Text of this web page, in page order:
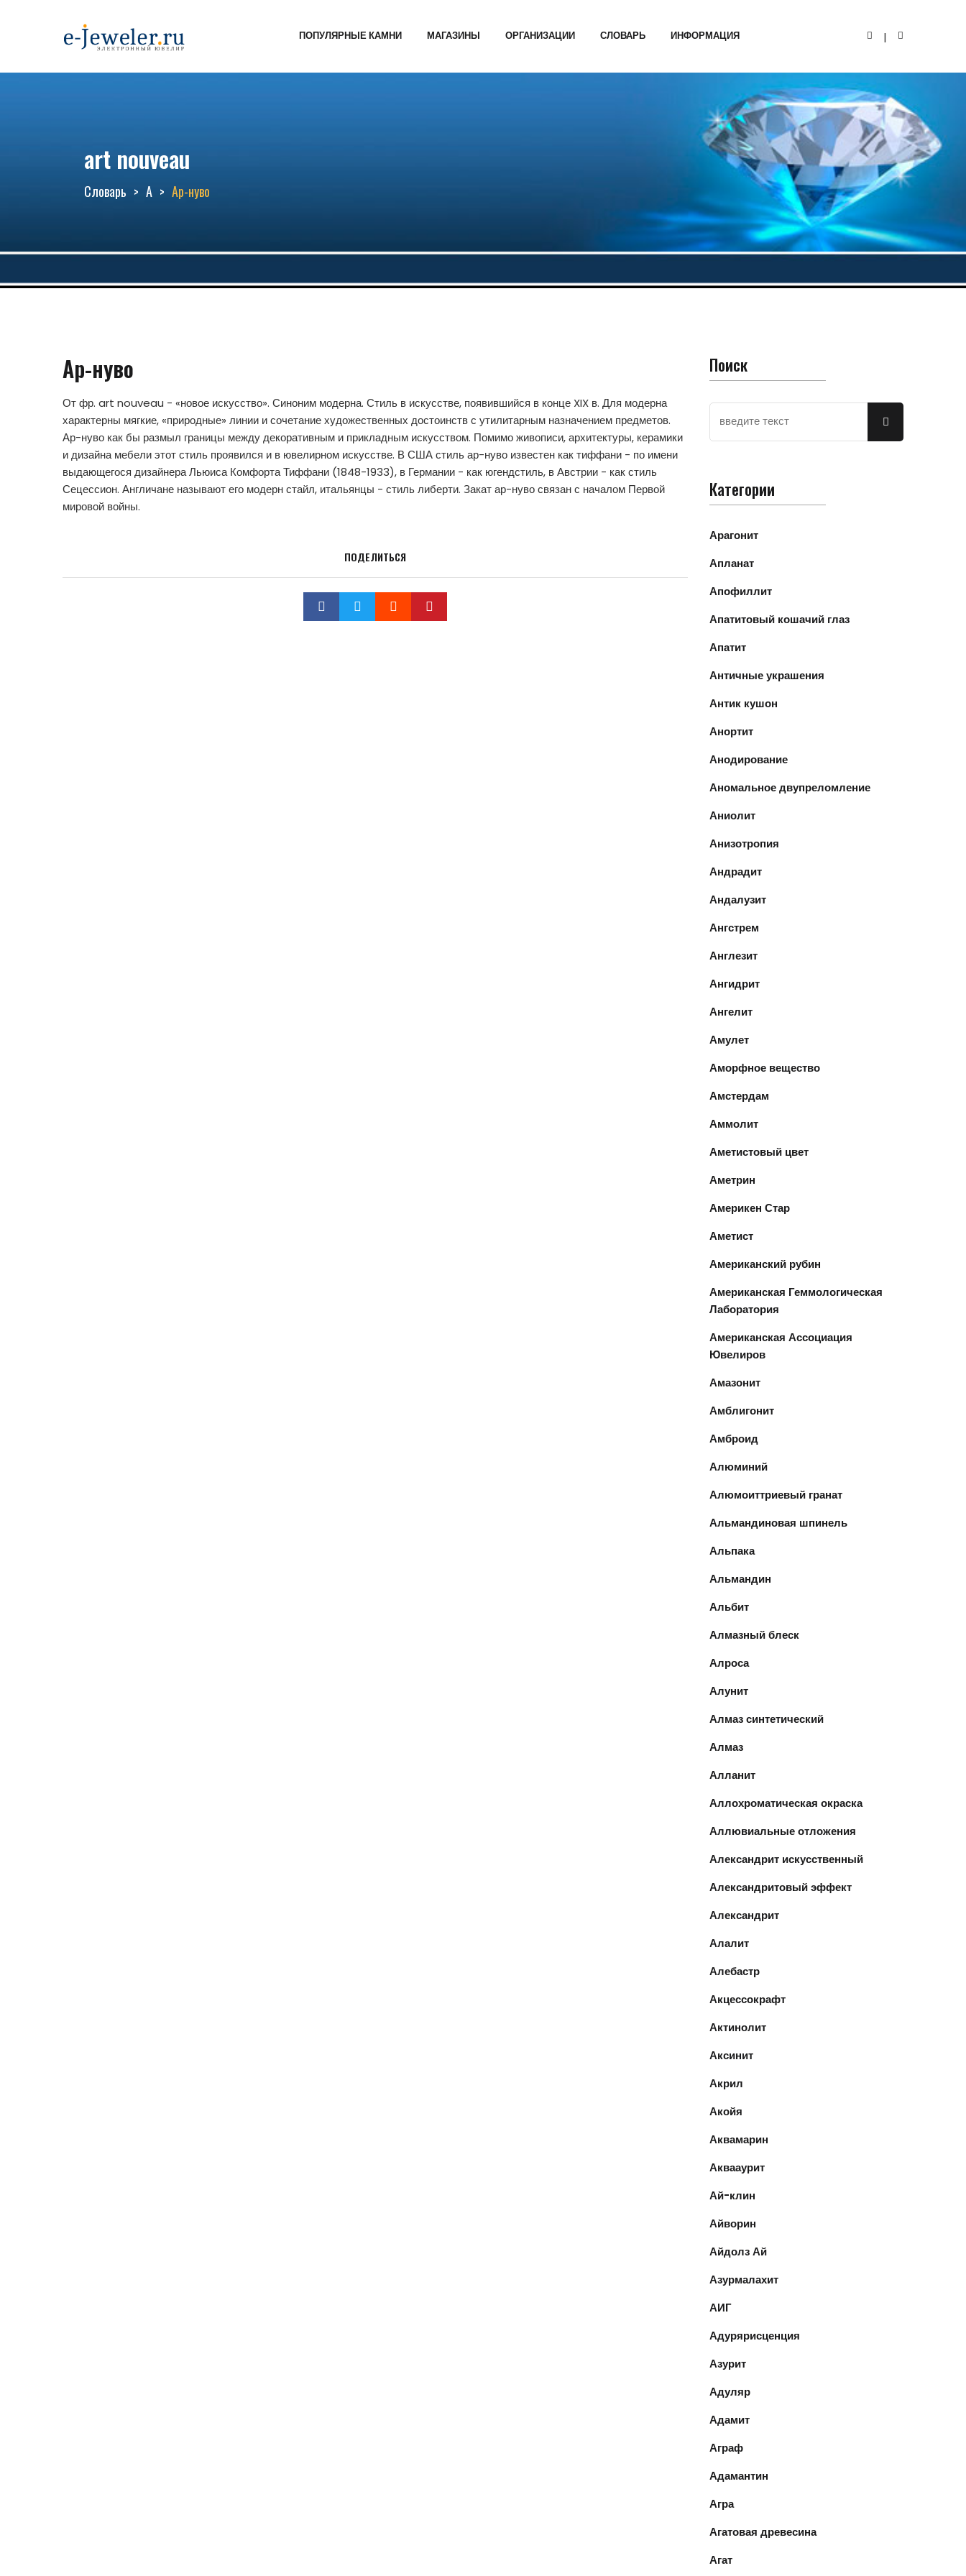
ПОПУЛЯРНЫЕ КАМНИ МАГАЗИНЫ ОРГАНИЗАЦИИ СЛОВАРЬ ИНФОРМАЦИЯ
art nouveau
Словарь А Ар-нуво
Ар-нуво
От фр. art nouveau - «новое искусство». Синоним модерна. Стиль в искусстве, появившийся в конце XIX в. Для модерна
характерны мягкие, «природные» линии и сочетание художественных достоинств с утилитарным назначением предметов.
Ар-нуво как бы размыл границы между декоративным и прикладным искусством. Помимо живописи, архитектуры, керамики
и дизайна мебели этот стиль проявился и в ювелирном искусстве. В США стиль ар-нуво известен как тиффани - по имени
выдающегося дизайнера Льюиса Комфорта Тиффани (1848-1933), в Германии - как югендстиль, в Австрии - как стиль
Сецессион. Англичане называют его модерн стайл, итальянцы - стиль либерти. Закат ар-нуво связан с началом Первой
мировой войны.
ПОДЕЛИТЬСЯ
Поиск
Категории
Арагонит
Апланат
Апофиллит
Апатитовый кошачий глаз
Апатит
Античные украшения
Антик кушон
Анортит
Анодирование
Аномальное двупреломление
Аниолит
Анизотропия
Андрадит
Андалузит
Ангстрем
Англезит
Ангидрит
Ангелит
Амулет
Аморфное вещество
Амстердам
Аммолит
Аметистовый цвет
Аметрин
Америкен Стар
Аметист
Американский рубин
Американская Геммологическая
Лаборатория
Американская Ассоциация
Ювелиров
Амазонит
Амблигонит
Амброид
Алюминий
Алюмоиттриевый гранат
Альмандиновая шпинель
Альпака
Альмандин
Альбит
Алмазный блеск
Алроса
Алунит
Алмаз синтетический
Алмаз
Алланит
Аллохроматическая окраска
Аллювиальные отложения
Александрит искусственный
Александритовый эффект
Александрит
Алалит
Алебастр
Акцессокрафт
Актинолит
Аксинит
Акрил
Акойя
Аквамарин
Аквааурит
Ай-клин
Айворин
Айдолз Ай
Азурмалахит
АИГ
Адурярисценция
Азурит
Адуляр
Адамит
Аграф
Адамантин
Агра
Агатовая древесина
Агат